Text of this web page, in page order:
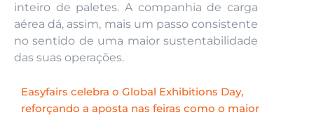
inteiro de paletes. A companhia de carga
aérea dá, assim, mais um passo consistente
no sentido de uma maior sustentabilidade
das suas operações.
Easyfairs celebra o Global Exhibitions Day,
reforçando a aposta nas feiras como o maior